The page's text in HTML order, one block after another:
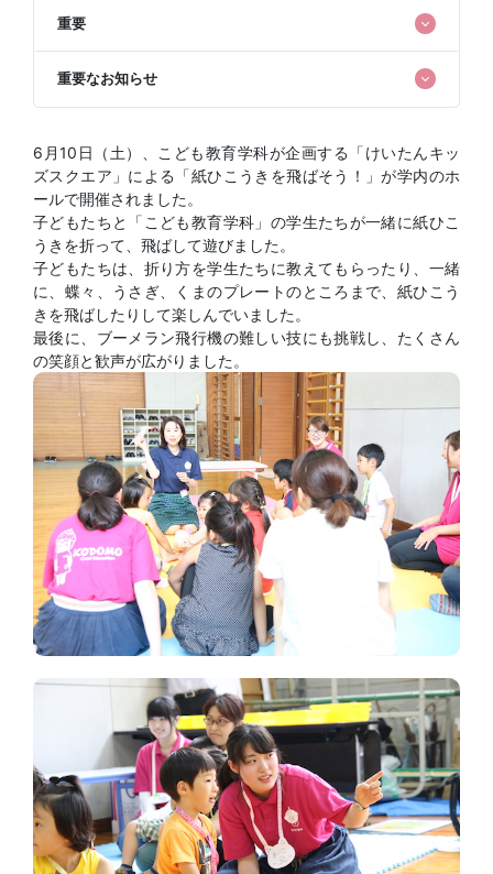
重要
重要なお知らせ
6月10日（土）、こども教育学科が企画する「けいたんキッ
ズスクエア」による「紙ひこうきを飛ばそう！」が学内のホ
ールで開催されました。
子どもたちと「こども教育学科」の学生たちが一緒に紙ひこ
うきを折って、飛ばして遊びました。
子どもたちは、折り方を学生たちに教えてもらったり、一緒
に、蝶々、うさぎ、くまのプレートのところまで、紙ひこう
きを飛ばしたりして楽しんでいました。
最後に、ブーメラン飛行機の難しい技にも挑戦し、たくさん
の笑顔と歓声が広がりました。